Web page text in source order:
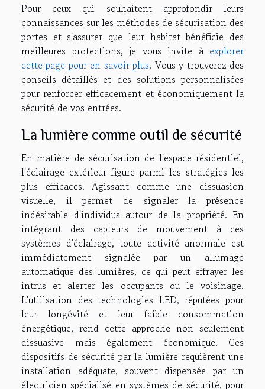
Pour ceux qui souhaitent approfondir leurs
connaissances sur les méthodes de sécurisation des
portes et s'assurer que leur habitat bénéficie des
meilleures protections, je vous invite à explorer
cette page pour en savoir plus. Vous y trouverez des
conseils détaillés et des solutions personnalisées
pour renforcer efficacement et économiquement la
sécurité de vos entrées.
La lumière comme outil de sécurité
En matière de sécurisation de l'espace résidentiel,
l'éclairage extérieur figure parmi les stratégies les
plus efficaces. Agissant comme une dissuasion
visuelle, il permet de signaler la présence
indésirable d'individus autour de la propriété. En
intégrant des capteurs de mouvement à ces
systèmes d'éclairage, toute activité anormale est
immédiatement signalée par un allumage
automatique des lumières, ce qui peut effrayer les
intrus et alerter les occupants ou le voisinage.
L'utilisation des technologies LED, réputées pour
leur longévité et leur faible consommation
énergétique, rend cette approche non seulement
dissuasive mais également économique. Ces
dispositifs de sécurité par la lumière requièrent une
installation adéquate, souvent dispensée par un
électricien spécialisé en systèmes de sécurité, pour